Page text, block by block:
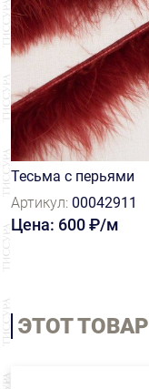
Тесьма с перьями
Артикул: 00042911
Цена: 600 ₽/м
ЭТОТ ТОВАР